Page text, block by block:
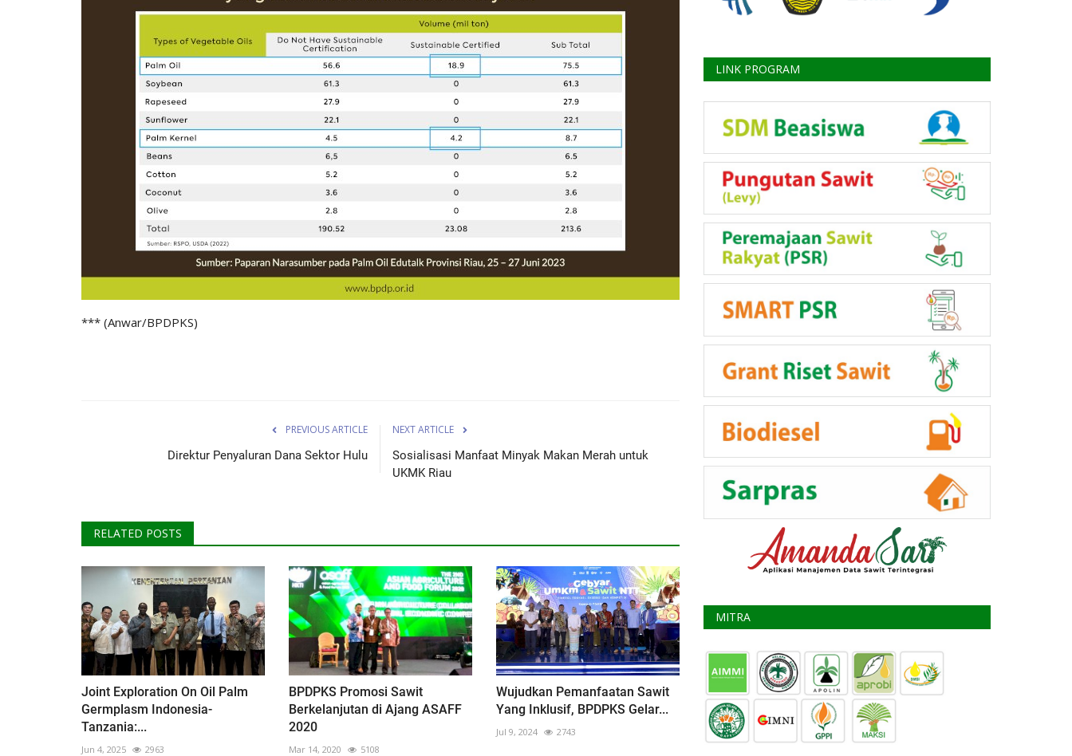
*** (Anwar/BPDPKS)
PREVIOUS ARTICLE
Direktur Penyaluran Dana Sektor Hulu
NEXT ARTICLE
Sosialisasi Manfaat Minyak Makan Merah untuk
UKMK Riau
RELATED POSTS
Joint Exploration On Oil Palm
Germplasm Indonesia-
Tanzania:...
Jun 4, 2025 2963
BPDPKS Promosi Sawit
Berkelanjutan di Ajang ASAFF
2020
Mar 14, 2020 5108
Wujudkan Pemanfaatan Sawit
Yang Inklusif, BPDPKS Gelar...
Jul 9, 2024 2743
LINK PROGRAM
MITRA